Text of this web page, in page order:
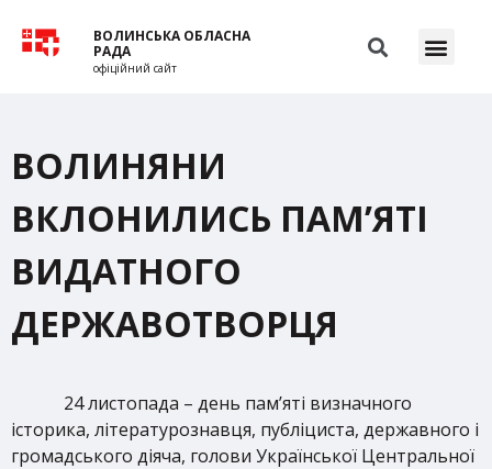
ВОЛИНСЬКА ОБЛАСНА
РАДА
офіційний сайт
ВОЛИНЯНИ
ВКЛОНИЛИСЬ ПАМ’ЯТІ
ВИДАТНОГО
ДЕРЖАВОТВОРЦЯ
24 листопада – день пам’яті визначного
історика, літературознавця, публіциста, державного і
громадського діяча, голови Української Центральної